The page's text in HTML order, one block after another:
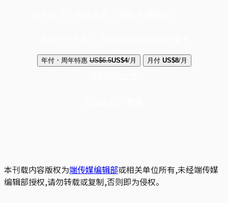
年付・周年特惠 US$6.5US$4/月 月付 US$8/月
本刊载内容版权为端传媒编辑部或相关单位所有,未经端传媒
编辑部授权,请勿转载或复制,否则即为侵权。